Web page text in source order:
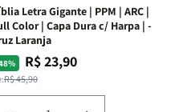
da
Bíblia
Equipe
teológica
Penkal
da
Bíblia
Penkal
Letra Gigante | PPM | ARC |
Color | Capa Dura c/ Harpa | -
Laranja
R$ 45,90
R$ 23,90